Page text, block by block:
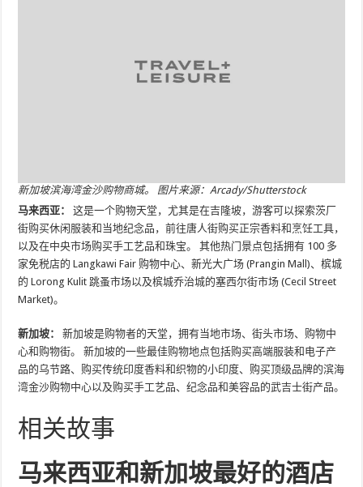
新加坡滨海湾金沙购物商城。 图片来源：Arcady/Shutterstock
马来西亚：
这是一个购物天堂，尤其是在吉隆坡，游客可以探索茨厂
街购买休闲服装和当地纪念品，前往唐人街购买正宗香料和烹饪工具，
以及在中央市场购买手工艺品和珠宝。 其他热门景点包括拥有 100 多
家免税店的 Langkawi Fair 购物中心、新光大广场 (Prangin Mall)、槟城
的 Lorong Kulit 跳蚤市场以及槟城乔治城的塞西尔街市场 (Cecil Street
Market)。
新加坡：
新加坡是购物者的天堂，拥有当地市场、街头市场、购物中
心和购物街。 新加坡的一些最佳购物地点包括购买高端服装和电子产
品的乌节路、购买传统印度香料和织物的小印度、购买顶级品牌的滨海
湾金沙购物中心以及购买手工艺品、纪念品和美容品的武吉士街产品。
相关故事
马来西亚和新加坡最好的酒店